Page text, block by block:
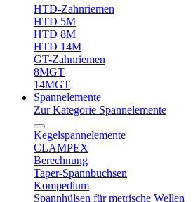
HTD-Zahnriemen
HTD 5M
HTD 8M
HTD 14M
GT-Zahnriemen
8MGT
14MGT
Spannelemente
Zur Kategorie Spannelemente
Kegelspannelemente
CLAMPEX
Berechnung
Taper-Spannbuchsen
Kompedium
Spannhülsen für metrische Wellen